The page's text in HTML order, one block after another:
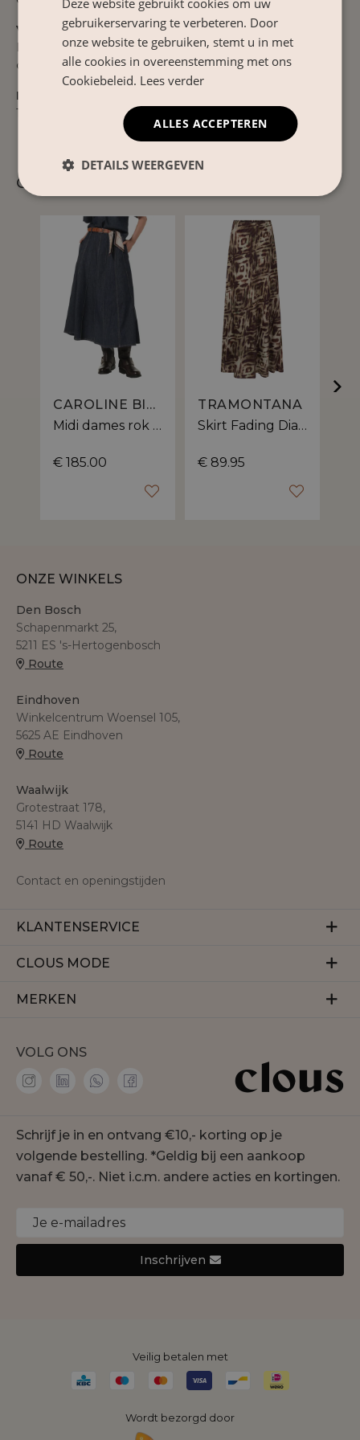
Verzorgingsinstructies
Binnenstebuiten wassen op 30°C. Niet bleken of in
de droger. Strijken op lage temperatuur.
Product Nr.
10508853
Gerelateerde producten
CAROLINE BISS
Midi dames rok | uitlopende pasvorm
€ 185.00
TRAMONTANA
Skirt Fading Diamonds dames rok | soepelvallende pasvorm
€ 89.95
ONZE WINKELS
Den Bosch
Schapenmarkt 25,
5211 ES 's-Hertogenbosch
Route
Eindhoven
Winkelcentrum Woensel 105,
5625 AE Eindhoven
Route
Waalwijk
Grotestraat 178,
5141 HD Waalwijk
Route
Contact en openingstijden
KLANTENSERVICE
Veelgestelde vragen
Betalen
CLOUS MODE
Over ons
Membership
Onze winkels
Duurzaamheid
Cookie statement
MERKEN
Accentil
Amaya Amsterdam
Geisha
Gustav
Jansen Amsterdam
Monari
Nukus
Rino&Pelle
VOLG ONS
Schrijf je in en ontvang €10,- korting op je
volgende bestelling. *Geldig bij een aankoop
vanaf € 50,-. Niet i.c.m. andere acties en kortingen.
Inschrijven
Veilig betalen met
Wordt bezorgd door
Deze website gebruikt cookies om uw
gebruikerservaring te verbeteren. Door
onze website te gebruiken, stemt u in met
alle cookies in overeenstemming met ons
Cookiebeleid. Lees verder
ALLES ACCEPTEREN
DETAILS WEERGEVEN